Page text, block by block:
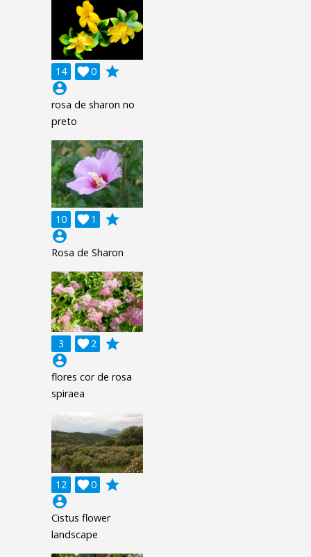
14 0

grade
account_circle
rosa de sharon no
preto
10 1

grade
account_circle
Rosa de Sharon
3 2

grade
account_circle
flores cor de rosa
spiraea
12 0

grade
account_circle
Cistus flower
landscape